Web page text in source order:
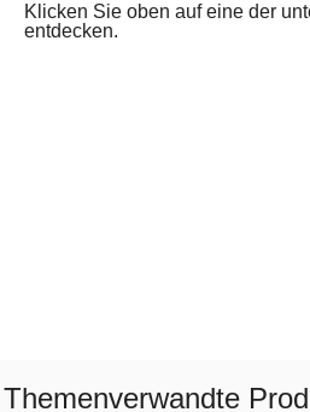
Klicken Sie oben auf eine der
entdecken.
Themenverwandte